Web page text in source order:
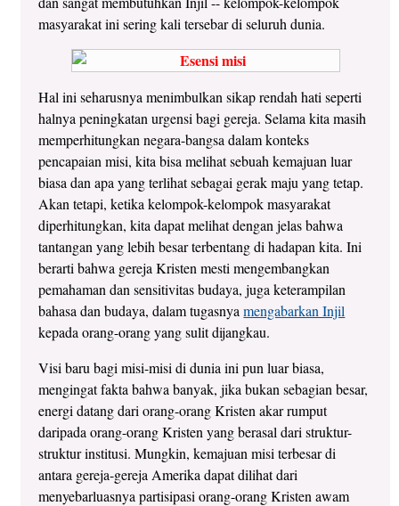
masyarakat ini sering kali tersebar di seluruh dunia.
Hal ini seharusnya menimbulkan sikap rendah hati seperti
halnya peningkatan urgensi bagi gereja. Selama kita masih
memperhitungkan negara-bangsa dalam konteks
pencapaian misi, kita bisa melihat sebuah kemajuan luar
biasa dan apa yang terlihat sebagai gerak maju yang tetap.
Akan tetapi, ketika kelompok-kelompok masyarakat
diperhitungkan, kita dapat melihat dengan jelas bahwa
tantangan yang lebih besar terbentang di hadapan kita. Ini
berarti bahwa gereja Kristen mesti mengembangkan
pemahaman dan sensitivitas budaya, juga keterampilan
bahasa dan budaya, dalam tugasnyamengabarkan Injil
kepada orang-orang yang sulit dijangkau.
Visi baru bagi misi-misi di dunia ini pun luar biasa,
mengingat fakta bahwa banyak, jika bukan sebagian besar,
energi datang dari orang-orang Kristen akar rumput
daripada orang-orang Kristen yang berasal dari struktur-
struktur institusi. Mungkin, kemajuan misi terbesar di
antara gereja-gereja Amerika dapat dilihat dari
menyebarluasnya partisipasi orang-orang Kristen awam